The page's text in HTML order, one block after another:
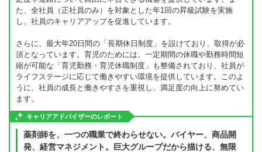
た、全社員（正社員のみ）を対象とした年1回の昇級試験を実施
し、社員のキャリアアップを促進しています。
さらに、最大年20日間の「長期休日制度」を設けており、取得が必
須となっています。育児のためには、一定期間の休職や勤務時間短
縮が可能な「育児勤務・育児休職制度」も整備されており、社員が
ライフステージに応じて働きやすい環境を提供しています。このよ
うに、社員の成長と働きやすさを重視し、満足度の向上に努めてい
ます。
キャリアアドバイザーのレポート
薬剤師を、一つの職業で終わらせない。バイヤー、商品開
発、経営マネジメント。巨大グループだから描ける、無限